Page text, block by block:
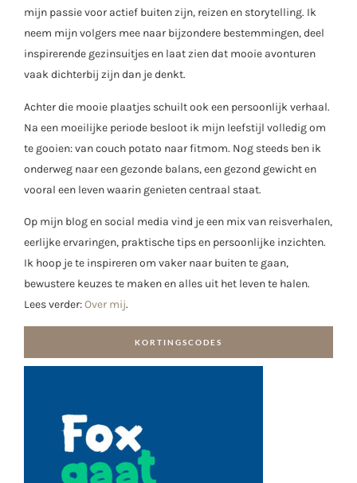
mijn passie voor actief buiten zijn, reizen en storytelling. Ik
neem mijn volgers mee naar bijzondere bestemmingen, deel
inspirerende gezinsuitjes en laat zien dat mooie avonturen
vaak dichterbij zijn dan je denkt.
Achter die mooie plaatjes schuilt ook een persoonlijk verhaal.
Na een moeilijke periode besloot ik mijn leefstijl volledig om
te gooien: van couch potato naar fitmom. Nog steeds ben ik
onderweg naar een gezonde balans, een gezond gewicht en
vooral een leven waarin genieten centraal staat.
Op mijn blog en social media vind je een mix van reisverhalen,
eerlijke ervaringen, praktische tips en persoonlijke inzichten.
Ik hoop je te inspireren om vaker naar buiten te gaan,
bewustere keuzes te maken en alles uit het leven te halen.
Lees verder:Over mij.
KORTINGSCODES